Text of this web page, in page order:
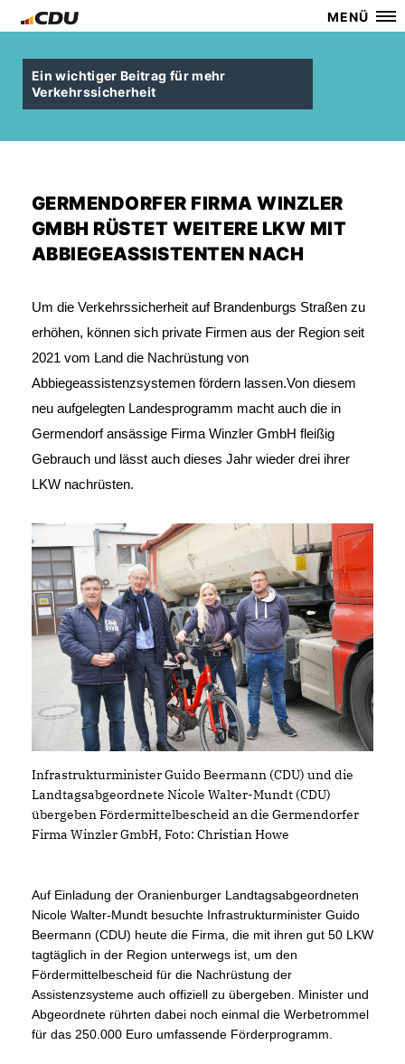
MENÜ
Ein wichtiger Beitrag für mehr
Verkehrssicherheit
GERMENDORFER FIRMA WINZLER
GMBH RÜSTET WEITERE LKW MIT
ABBIEGEASSISTENTEN NACH
Um die Verkehrssicherheit auf Brandenburgs Straßen zu
erhöhen, können sich private Firmen aus der Region seit
2021 vom Land die Nachrüstung von
Abbiegeassistenzsystemen fördern lassen.Von diesem
neu aufgelegten Landesprogramm macht auch die in
Germendorf ansässige Firma Winzler GmbH fleißig
Gebrauch und lässt auch dieses Jahr wieder drei ihrer
LKW nachrüsten.
Infrastrukturminister Guido Beermann (CDU) und die
Landtagsabgeordnete Nicole Walter-Mundt (CDU)
übergeben Fördermittelbescheid an die Germendorfer
Firma Winzler GmbH, Foto: Christian Howe
Auf Einladung der Oranienburger Landtagsabgeordneten
Nicole Walter-Mundt besuchte Infrastrukturminister Guido
Beermann (CDU) heute die Firma, die mit ihren gut 50 LKW
tagtäglich in der Region unterwegs ist, um den
Fördermittelbescheid für die Nachrüstung der
Assistenzsysteme auch offiziell zu übergeben. Minister und
Abgeordnete rührten dabei noch einmal die Werbetrommel
für das 250.000 Euro umfassende Förderprogramm.